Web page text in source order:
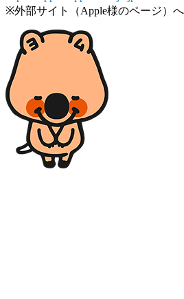
※外部サイト（Apple様のページ）